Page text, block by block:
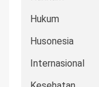
Hukum
Husonesia
Internasional